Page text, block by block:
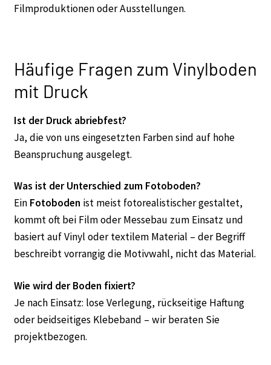
Filmproduktionen oder Ausstellungen.
Häufige Fragen zum Vinylboden
mit Druck
Ist der Druck abriebfest?
Ja, die von uns eingesetzten Farben sind auf hohe
Beanspruchung ausgelegt.
Was ist der Unterschied zum Fotoboden?
Ein Fotoboden ist meist fotorealistischer gestaltet,
kommt oft bei Film oder Messebau zum Einsatz und
basiert auf Vinyl oder textilem Material – der Begriff
beschreibt vorrangig die Motivwahl, nicht das Material.
Wie wird der Boden fixiert?
Je nach Einsatz: lose Verlegung, rückseitige Haftung
oder beidseitiges Klebeband – wir beraten Sie
projektbezogen.